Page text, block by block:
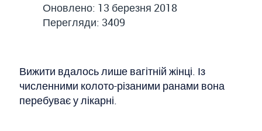
Оновлено: 13 березня 2018
Перегляди: 3409
Вижити вдалось лише вагітній жінці. Із
численними колото-різаними ранами вона
перебуває у лікарні.